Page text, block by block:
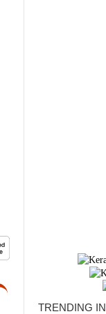
TRENDING IN